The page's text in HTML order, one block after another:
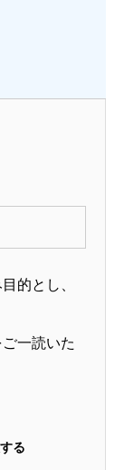
的とし、
ご一読いた
る